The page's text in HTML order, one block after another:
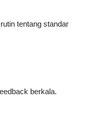
tentang standar
berkala.